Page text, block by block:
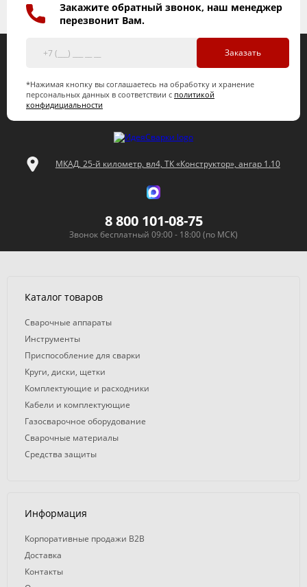
Закажите обратный звонок, наш менеджер
перезвонит Вам.
Заказать
*Нажимая кнопку вы соглашаетесь на обработку и хранение
персональных данных в соответствии с политикой
конфидициальности
МКАД, 25-й километр, вл4, ТК «Конструктор», ангар 1.10
8 800 101-08-75
Звонок бесплатный 09:00 - 18:00 (по МСК)
Каталог товаров
Сварочные аппараты
Инструменты
Приспособление для сварки
Круги, диски, щетки
Комплектующие и расходники
Кабели и комплектующие
Газосварочное оборудование
Сварочные материалы
Средства защиты
Информация
Корпоративные продажи B2B
Доставка
Контакты